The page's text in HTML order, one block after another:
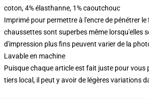
coton, 4% élasthanne, 1% caoutchouc
Imprimé pour permettre à l'encre de pénétrer le
chaussettes sont superbes même lorsqu'elles
d'impression plus fins peuvent varier de la
Lavable en machine
Puisque chaque article est fait juste pour vous
tiers local, il peut y avoir de légères variations